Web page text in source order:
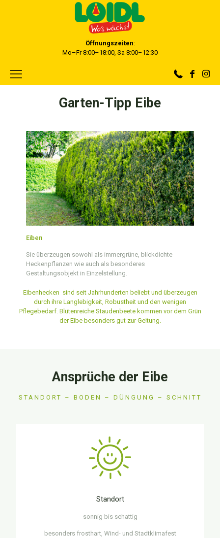
Öffnungszeiten:
Mo–Fr 8:00–18:00, Sa 8:00–12:30
Garten-Tipp Eibe
Eiben
Sie überzeugen sowohl als immergrüne, blickdichte
Heckenpflanzen wie auch als besonderes
Gestaltungsobjekt in Einzelstellung.
Eibenhecken sind seit Jahrhunderten beliebt und überzeugen
durch ihre Langlebigkeit, Robustheit und den wenigen
Pflegebedarf. Blütenreiche Staudenbeete kommen vor dem Grün
der Eibe besonders gut zur Geltung.
Ansprüche der Eibe
STANDORT – BODEN – DÜNGUNG – SCHNITT
Standort
sonnig bis schattig
besonders frosthart, Wind- und Stadtklimafest